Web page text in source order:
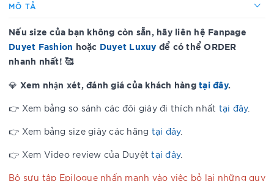
MÔ TẢ
Nếu size của bạn không còn sẵn, hãy liên hệ Fanpage
Duyet Fashion hoặc Duyet Luxuy để có thể ORDER
nhanh nhất! 🥰
💎 Xem nhận xét, đánh giá của khách hàng tại đây.
👉 Xem bảng so sánh các đôi giày đi thích nhất tại đây.
👉 Xem bảng size giày các hãng tại đây.
👉 Xem Video review của Duyệttại đây.
Bộ sưu tập Epilogue nhấn mạnh vào việc bỏ lại những quy